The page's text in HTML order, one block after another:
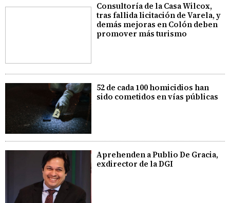
Consultoría de la Casa Wilcox,
tras fallida licitación de Varela, y
demás mejoras en Colón deben
promover más turismo
52 de cada 100 homicidios han
sido cometidos en vías públicas
Aprehenden a Publio De Gracia,
exdirector de la DGI